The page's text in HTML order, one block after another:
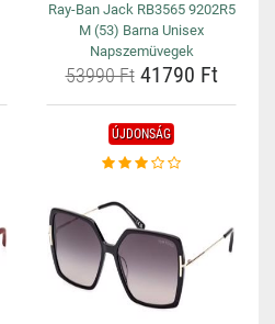
Ray-Ban Jack RB3565 9202R5
M (53) Barna Unisex
Napszemüvegek
53990 Ft41790 Ft
ÚJDONSÁG